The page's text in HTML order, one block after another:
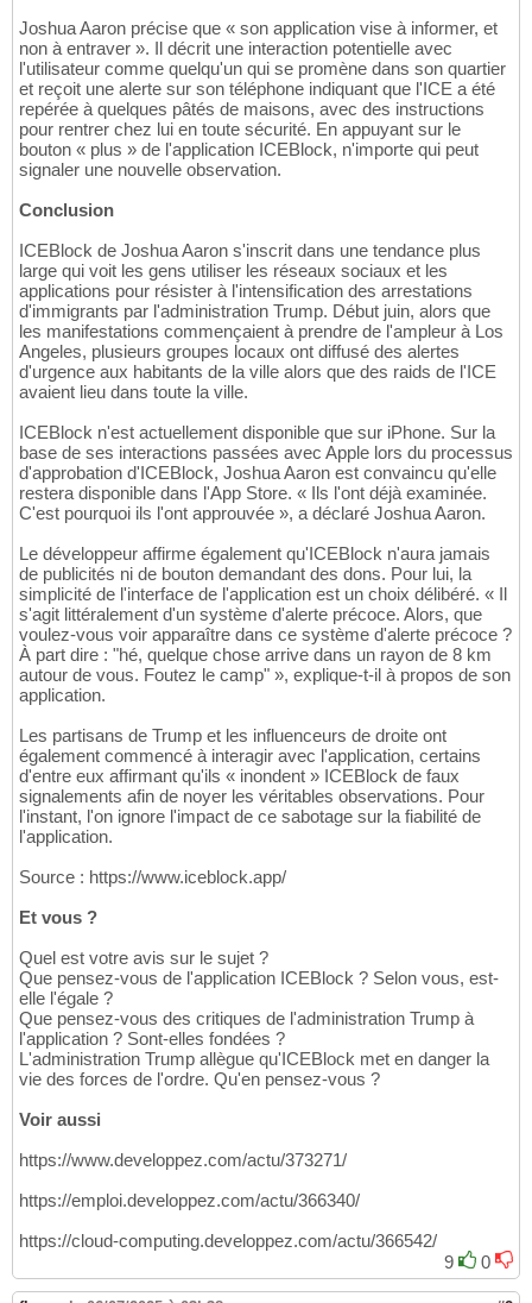
Joshua Aaron précise que « son application vise à informer, et
non à entraver ». Il décrit une interaction potentielle avec
l'utilisateur comme quelqu'un qui se promène dans son quartier
et reçoit une alerte sur son téléphone indiquant que l'ICE a été
repérée à quelques pâtés de maisons, avec des instructions
pour rentrer chez lui en toute sécurité. En appuyant sur le
bouton « plus » de l'application ICEBlock, n'importe qui peut
signaler une nouvelle observation.
Conclusion
ICEBlock de Joshua Aaron s'inscrit dans une tendance plus
large qui voit les gens utiliser les réseaux sociaux et les
applications pour résister à l'intensification des arrestations
d'immigrants par l'administration Trump. Début juin, alors que
les manifestations commençaient à prendre de l'ampleur à Los
Angeles, plusieurs groupes locaux ont diffusé des alertes
d'urgence aux habitants de la ville alors que des raids de l'ICE
avaient lieu dans toute la ville.
ICEBlock n'est actuellement disponible que sur iPhone. Sur la
base de ses interactions passées avec Apple lors du processus
d'approbation d'ICEBlock, Joshua Aaron est convaincu qu'elle
restera disponible dans l'App Store. « Ils l'ont déjà examinée.
C'est pourquoi ils l'ont approuvée », a déclaré Joshua Aaron.
Le développeur affirme également qu'ICEBlock n'aura jamais
de publicités ni de bouton demandant des dons. Pour lui, la
simplicité de l'interface de l'application est un choix délibéré. « Il
s'agit littéralement d'un système d'alerte précoce. Alors, que
voulez-vous voir apparaître dans ce système d'alerte précoce ?
À part dire : "hé, quelque chose arrive dans un rayon de 8 km
autour de vous. Foutez le camp" », explique-t-il à propos de son
application.
Les partisans de Trump et les influenceurs de droite ont
également commencé à interagir avec l'application, certains
d'entre eux affirmant qu'ils « inondent » ICEBlock de faux
signalements afin de noyer les véritables observations. Pour
l'instant, l'on ignore l'impact de ce sabotage sur la fiabilité de
l'application.
Source : https://www.iceblock.app/
Et vous ?
Quel est votre avis sur le sujet ?
Que pensez-vous de l'application ICEBlock ? Selon vous, est-
elle l'égale ?
Que pensez-vous des critiques de l'administration Trump à
l'application ? Sont-elles fondées ?
L'administration Trump allègue qu'ICEBlock met en danger la
vie des forces de l'ordre. Qu'en pensez-vous ?
Voir aussi
https://www.developpez.com/actu/373271/
https://emploi.developpez.com/actu/366340/
https://cloud-computing.developpez.com/actu/366542/
9
0